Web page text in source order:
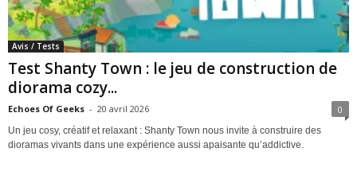
Avis / Tests
Test Shanty Town : le jeu de construction de
diorama cozy...
Echoes Of Geeks - 20 avril 2026 0
Un jeu cosy, créatif et relaxant : Shanty Town nous invite à construire des
dioramas vivants dans une expérience aussi apaisante qu’addictive.